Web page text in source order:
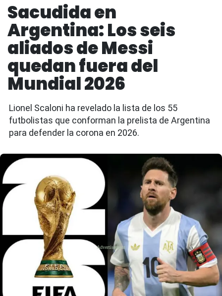
Sacudida en
Argentina: Los seis
aliados de Messi
quedan fuera del
Mundial 2026
Lionel Scaloni ha revelado la lista de los 55
futbolistas que conforman la prelista de Argentina
para defender la corona en 2026.
X